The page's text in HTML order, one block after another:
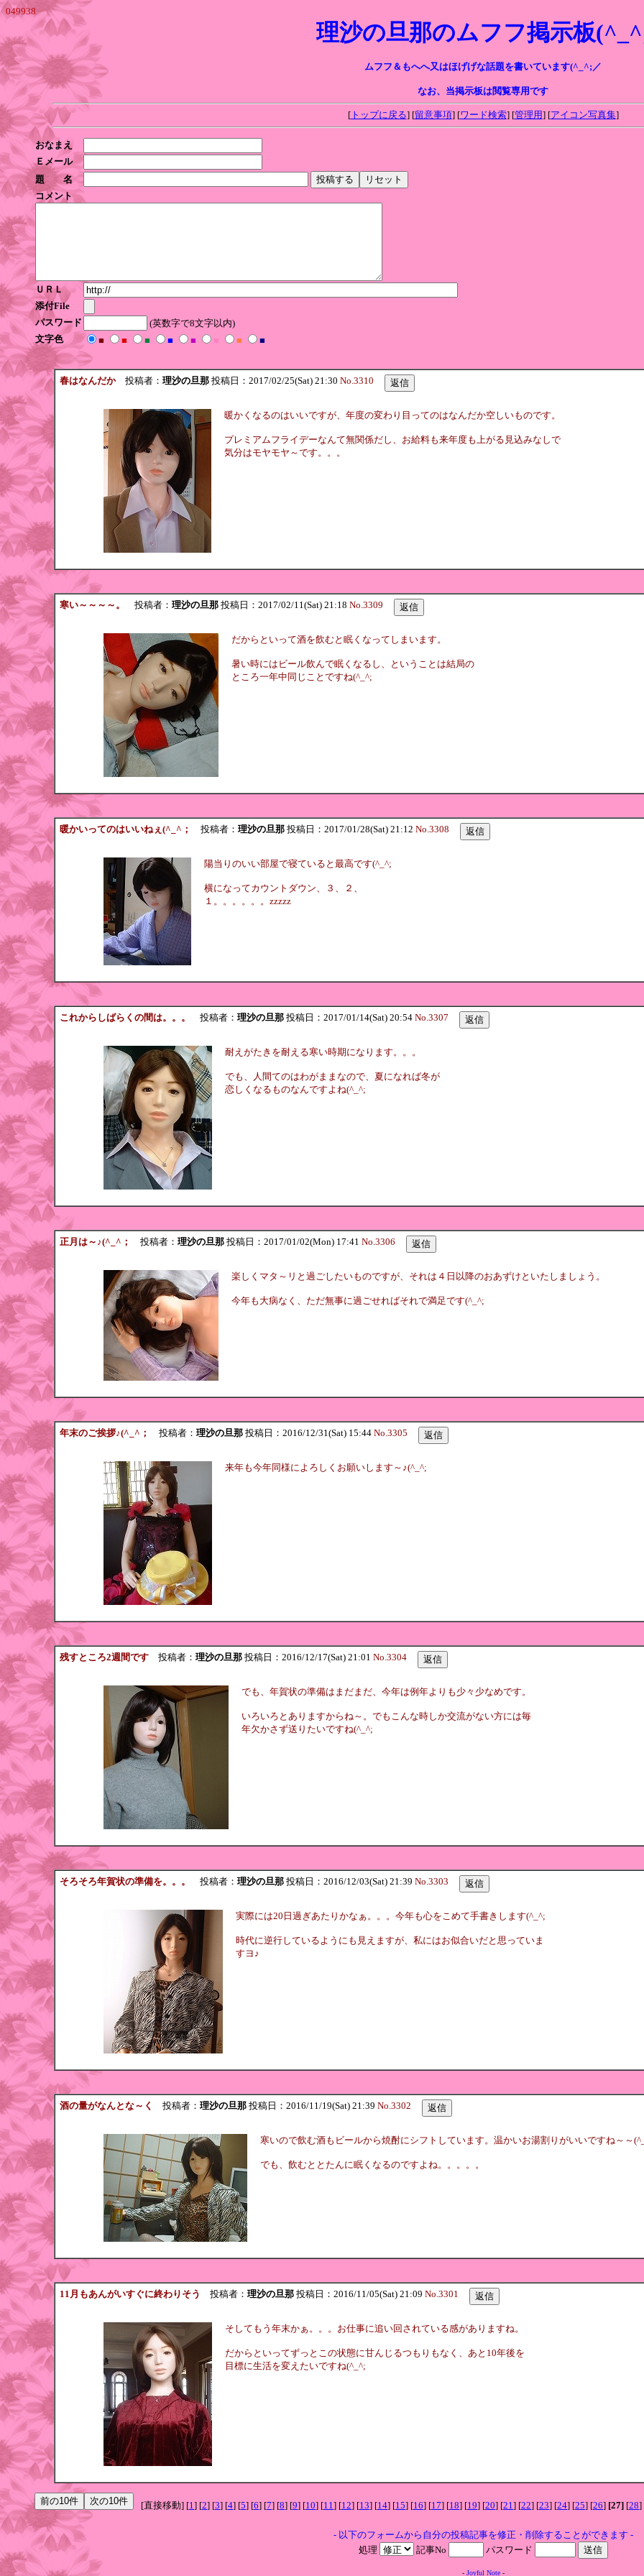
049938
理沙の旦那のムフフ掲示板
ムフフ＆もへへ又はほげげな話題を書いています(^_^;／
なお、当掲示板は閲覧専用です
[トップに戻る] [留意事項] [ワード検索] [管理用] [アイコン写真集]
おなまえ
Ｅメール
題 名
コメント
ＵＲＬ
添付File
パスワード
(英数字で8文字以内)
文字色
■ ■ ■ ■ ■ ■ ■ ■
春はなんだか投稿者： 理沙の旦那投稿日：2017/02/25(Sat) 21:30 No.3310
暖かくなるのはいいですが、年度の変わり目ってのはなんだか空しいものです。
プレミアムフライデーなんて無関係だし、お給料も来年度も上がる見込みなしで
気分はモヤモヤ～です。。。
寒い～～～～。 投稿者： 理沙の旦那投稿日：2017/02/11(Sat) 21:18 No.3309
だからといって酒を飲むと眠くなってしまいます。
暑い時にはビール飲んで眠くなるし、ということは結局の
ところ一年中同じことですね(^_^;
暖かいってのはいいねぇ(^_^； 投稿者： 理沙の旦那投稿日：2017/01/28(Sat) 21:12 No.3308
陽当りのいい部屋で寝ていると最高です(^_^;
横になってカウントダウン、３、２、
１。。。。。。zzzzz
これからしばらくの間は。。。 投稿者： 理沙の旦那投稿日：2017/01/14(Sat) 20:54 No.3307
耐えがたきを耐える寒い時期になります。。。
でも、人間てのはわがままなので、夏になれば冬が
恋しくなるものなんですよね(^_^;
正月は～♪(^_^； 投稿者： 理沙の旦那投稿日：2017/01/02(Mon) 17:41 No.3306
楽しくマタ～リと過ごしたいものですが、それは４日以降のおあずけといたしましょう。
今年も大病なく、ただ無事に過ごせればそれで満足です(^_^;
年末のご挨拶♪(^_^； 投稿者： 理沙の旦那投稿日：2016/12/31(Sat) 15:44 No.3305
来年も今年同様によろしくお願いします～♪(^_^;
残すところ2週間です投稿者： 理沙の旦那投稿日：2016/12/17(Sat) 21:01 No.3304
でも、年賀状の準備はまだまだ、今年は例年よりも少々少なめです。
いろいろとありますからね～。でもこんな時しか交流がない方には毎
年欠かさず送りたいですね(^_^;
そろそろ年賀状の準備を。。。 投稿者： 理沙の旦那投稿日：2016/12/03(Sat) 21:39 No.3303
実際には20日過ぎあたりかなぁ。。。今年も心をこめて手書きします(^_^;
時代に逆行しているようにも見えますが、私にはお似合いだと思っていま
すヨ♪
酒の量がなんとな～く 投稿者： 理沙の旦那投稿日：2016/11/19(Sat) 21:39 No.3302
寒いので飲む酒もビールから焼酎にシフトしています。温かいお湯割りがいいですね～～
でも、飲むととたんに眠くなるのですよね。。。。。
11月もあんがいすぐに終わりそう 投稿者： 理沙の旦那投稿日：2016/11/05(Sat) 21:09 No.3301
そしてもう年末かぁ。。。お仕事に追い回されている感がありますね。
だからといってずっとこの状態に甘んじるつもりもなく、あと10年後を
目標に生活を変えたいですね(^_^;
[直接移動] [1 ] [2] [3] [4] [5] [6] [7] [8] [9] [10] [11 ] [12] [13] [14] [15] [16] [17] [18] [19] [20] [21 ] [22] [23] [24] [25] [26] [27] [28]
- 以下のフォームから自分の投稿記事を修正・削除することができます -
処理
記事No パスワード
- Joyful Note-